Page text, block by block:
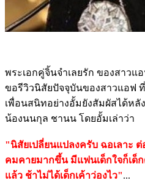
พระเอกคู่จิ้นจำเลยรัก ของสาว
ขอรีวิวนิสัยปัจจุบันของสาวแอฟ
เพื่อนสนิทอย่างอั้มยังสัมผัสได้ห
น้องนนกุล ชานน โดยอั้มเล่าว่า
"นิสัยเปลี่ยนแปลงครับ ฉอเลาะ
คมคายมากขึ้น มีแฟนเด็กใจก็เด็
แล้ว ช้าไม่ได้เด็กเค้าว่องไว"...